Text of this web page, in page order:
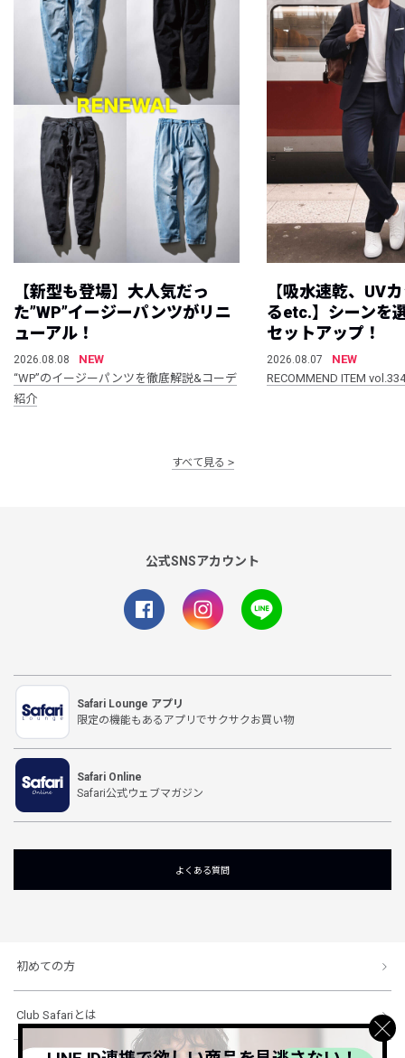
【新型も登場】大人気だっ
た”WP”イージーパンツがリニ
ューアル！
2026.08.08
NEW
“WP”のイージーパンツを徹底解説&コーデ
紹介
【吸水速乾、UV
るetc.】シーンを
セットアップ！
2026.08.07
NEW
RECOMMEND ITEM vol.334
すべて見る
公式SNSアカウント
Safari Lounge アプリ
限定の機能もあるアプリでサクサクお買い物
Safari Online
Safari公式ウェブマガジン
よくある質問
初めての方
Club Safariとは